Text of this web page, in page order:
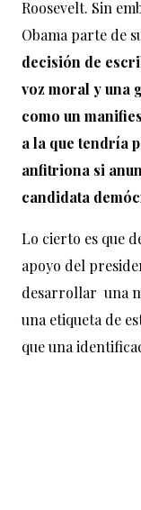
Roosevelt. Sin
Obama parte de
decisión de
voz moral y una
como un
a la que tendría
anfitriona si
candidata
Lo cierto es que
apoyo del
desarrollar una
una etiqueta de
que una